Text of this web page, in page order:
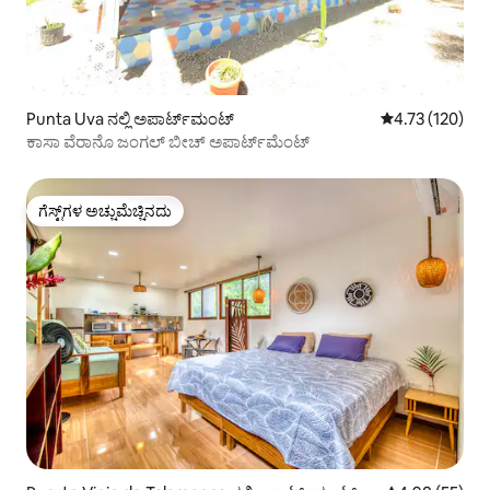
Punta Uva ನಲ್ಲಿ ಅಪಾರ್ಟ್‌ಮಂಟ್ 5 ರಲ್ಲಿ 4.73
4.73 (120)
ಕಾಸಾ ವೆರಾನೊ ಜಂಗಲ್ ಬೀಚ್ ಅಪಾರ್ಟ್‌ಮೆಂಟ್
ಗೆಸ್ಟ್‌ಗಳ ಅಚ್ಚುಮೆಚ್ಚಿನದು
ಗೆಸ್ಟ್‌ಗಳ ಅಚ್ಚುಮೆಚ್ಚಿನದು